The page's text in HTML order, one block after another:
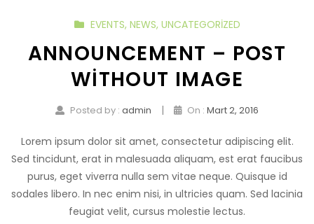
EVENTS, NEWS, UNCATEGORIZED
ANNOUNCEMENT – POST
WITHOUT IMAGE
Posted by : admin | On : Mart 2, 2016
Lorem ipsum dolor sit amet, consectetur adipiscing elit.
Sed tincidunt, erat in malesuada aliquam, est erat faucibus
purus, eget viverra nulla sem vitae neque. Quisque id
sodales libero. In nec enim nisi, in ultricies quam. Sed lacinia
feugiat velit, cursus molestie lectus.